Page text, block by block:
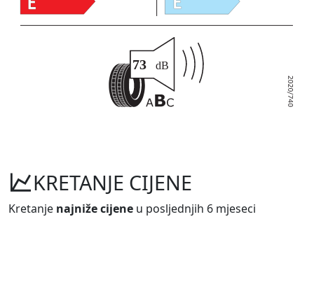
KRETANJE CIJENE
Kretanje najniže cijene u posljednjih 6 mjeseci